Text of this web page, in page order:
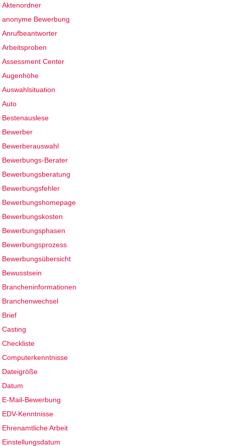
Aktenordner
anonyme Bewerbung
Anrufbeantworter
Arbeitsproben
Assessment Center
Augenhöhe
Auswahlsituation
Auto
Bestenauslese
Bewerber
Bewerberauswahl
Bewerbungs-Berater
Bewerbungsberatung
Bewerbungsfehler
Bewerbungshomepage
Bewerbungskosten
Bewerbungsphasen
Bewerbungsprozess
Bewerbungsübersicht
Bewusstsein
Brancheninformationen
Branchenwechsel
Brief
Casting
Checkliste
Computerkenntnisse
Dateigröße
Datum
E-Mail-Bewerbung
EDV-Kenntnisse
Ehrenamtliche Arbeit
Einstellungsdatum